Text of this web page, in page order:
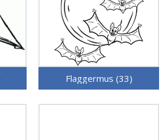
Flaggermus (33)